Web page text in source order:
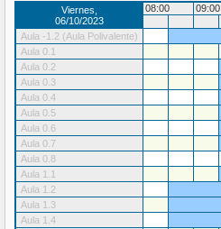
Viernes,
06/10/2023
08:00 09:00
Aula -1.2 (Aula Polivalente)
Aula 0.1
Aula 0.2
Aula 0.3
Aula 0.4
Aula 0.5
Aula 0.6
Aula 0.7
Aula 0.8
Aula 1.1
Aula 1.2
Aula 1.3
Aula 1.4